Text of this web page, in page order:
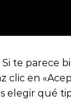
sin tarjetacon
plano pelo
AÑADIR AL
Si te parece
clic en
elegir qué